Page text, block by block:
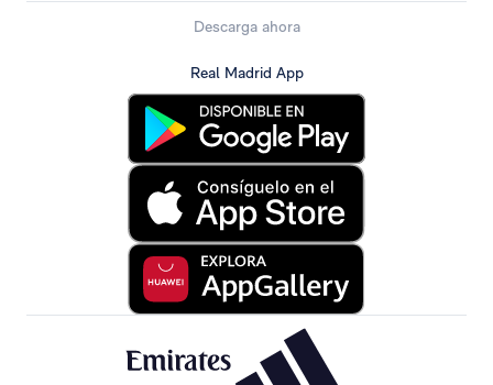
Descarga ahora
Real Madrid App